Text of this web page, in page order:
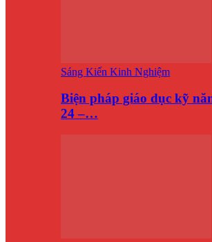
Sáng Kiến Kinh Nghiệm
Biện pháp giáo dục kỹ
24 –…